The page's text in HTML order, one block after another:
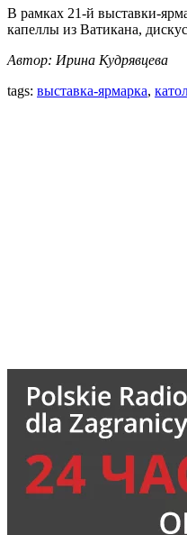
В рамках 21-й выставки-
капеллы из Ватикана,
Автор: Ирина Кудрявцева
tags: выставка-ярмарка,